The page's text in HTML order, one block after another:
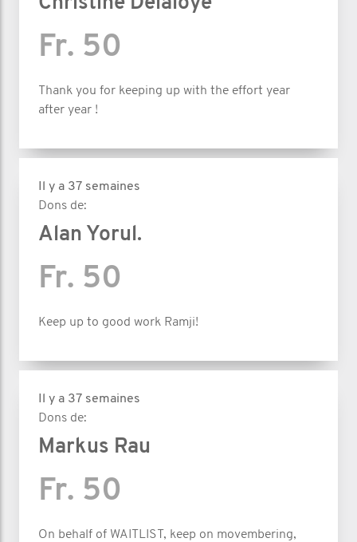
Fr. 50
Thank you for keeping up with the effort year
after year !
Il y a 37 semaines
Dons de:
Alan Yorul.
Fr. 50
Keep up to good work Ramji!
Il y a 37 semaines
Dons de:
Markus Rau
Fr. 50
On behalf of WAITLIST, keep on movembering,